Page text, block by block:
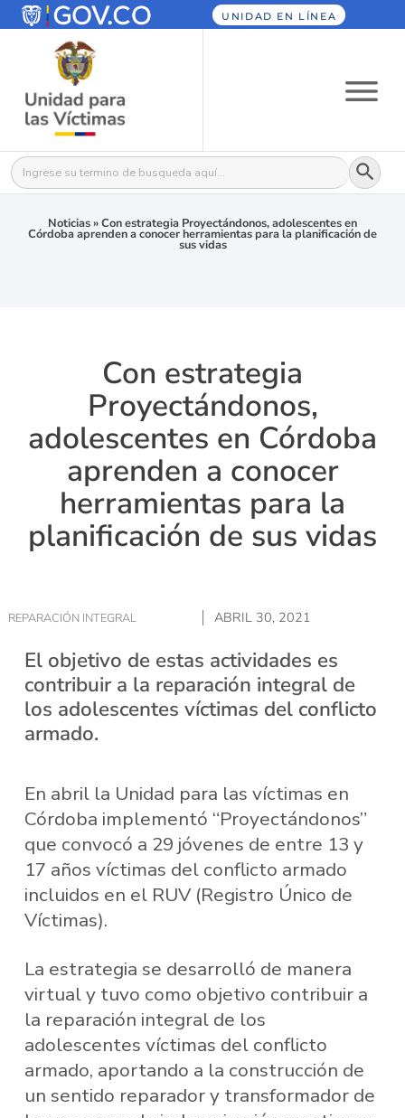
UNIDAD EN LÍNEA
Buscar: Botón
Noticias»Con estrategia Proyectándonos, adolescentes en
Córdoba aprenden a conocer herramientas para la planificación de
sus vidas
Con estrategia
Proyectándonos,
adolescentes en Córdoba
aprenden a conocer
herramientas para la
planificación de sus vidas
REPARACIÓN INTEGRAL ABRIL 30, 2021
El objetivo de estas actividades es
contribuir a la reparación integral de
los adolescentes víctimas del conflicto
armado.
En abril la Unidad para las víctimas en
Córdoba implementó “Proyectándonos”
que convocó a 29 jóvenes de entre 13 y
17 años víctimas del conflicto armado
incluidos en el RUV (Registro Único de
Víctimas).
La estrategia se desarrolló de manera
virtual y tuvo como objetivo contribuir a
la reparación integral de los
adolescentes víctimas del conflicto
armado, aportando a la construcción de
un sentido reparador y transformador de